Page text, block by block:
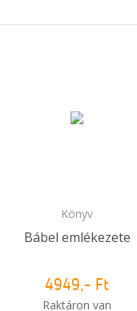
Könyv
Bábel emlékezete
4949,- Ft
Raktáron van